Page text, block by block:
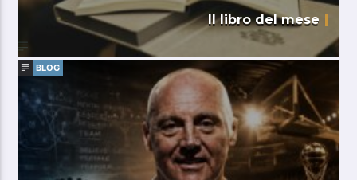
Il libro del mese
BLOG